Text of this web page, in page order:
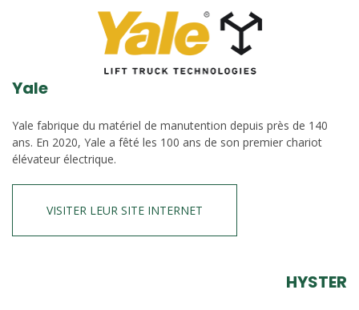
Yale
Yale fabrique du matériel de manutention depuis près de 140
ans. En 2020, Yale a fêté les 100 ans de son premier chariot
élévateur électrique.
VISITER LEUR SITE INTERNET
HYSTER